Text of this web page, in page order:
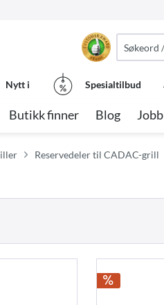
Nytt i Spesialtilbud
Butikk finner Blog Jobb
Reservedeler til CADAC-grill